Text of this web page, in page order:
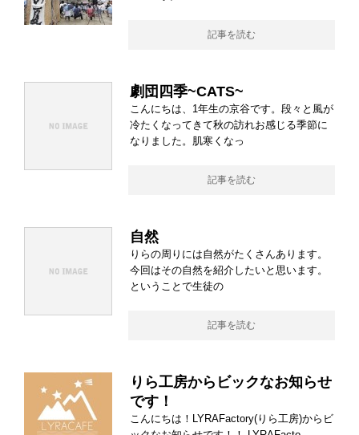
記事を読む
劇団四季~CATS~
こんにちは、1年生の京谷です。段々と風が
冷たくなってきて秋の訪れお感じる季節に
なりました。肌寒くなっ
記事を読む
自然
りらの周りには自然がたくさんあります。
今回はその自然を紹介したいと思います。
ということで生徒の
記事を読む
りら工房からビックなお知らせ
です！
こんにちは！LYRAFactory(りら工房)からビ